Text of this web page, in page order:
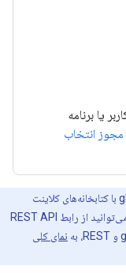
یا برنامه
انتخاب
نمونه‌های کد موجود در این صفحه از رابط gRPC API با کتابخانه‌های کلاینت
Google Cloud استفاده می‌کنند. به عنوان یک جایگزین، می‌توانید از رابط REST API
نمای کلی